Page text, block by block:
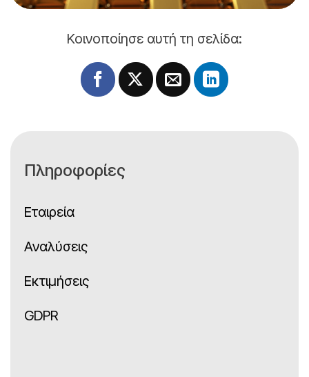
Κοινοποίησε αυτή τη σελίδα:
Πληροφορίες
Εταιρεία
Αναλύσεις
Εκτιμήσεις
GDPR